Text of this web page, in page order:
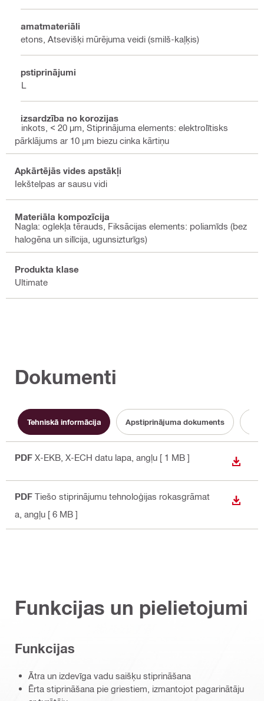
Pamatmateriāli
Betons, Atsevišķi mūrējuma veidi (smilš-kaļķis)
Apstiprinājumi
UL
Aizsardzība no korozijas
Cinkots, < 20 µm, Stiprinājuma elements: elektrolītisks
pārklājums ar 10 µm biezu cinka kārtiņu
Apkārtējās vides apstākļi
Iekštelpas ar sausu vidi
Materiāla kompozīcija
Nagla: oglekļa tērauds, Fiksācijas elements: poliamīds (bez
halogēna un silīcija, ugunsizturīgs)
Produkta klase
Ultimate
Dokumenti
Tehniskā informācija Apstiprinājuma dokuments
PDF X-EKB, X-ECH datu lapa , angļu [ 1 MB ]
PDF Tiešo stiprinājumu tehnoloģijas rokasgrāmat
a , angļu [ 6 MB ]
Funkcijas un pielietojumi
Funkcijas
Ātra un izdevīga vadu saišķu stiprināšana
Ērta stiprināšana pie griestiem, izmantojot pagarinātāju